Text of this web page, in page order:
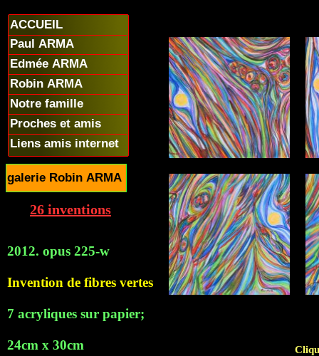
26 inventions
2012. opus 225-w
Invention de fibres vertes
7 acryliques sur papier;
24cm x 30cm
ACCUEIL
Paul ARMA
Edmée ARMA
Robin ARMA
Notre famille
Proches et amis
Liens amis internet
galerie Robin ARMA